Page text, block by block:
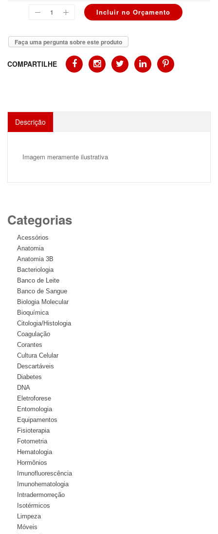
Faça uma pergunta sobre este produto
COMPARTILHE
Descrição
Imagem meramente ilustrativa
Categorias
Acessórios
Anatomia
Anatomia 3B
Bacteriologia
Banco de Leite
Banco de Sangue
Biologia Molecular
Bioquímica
Citologia/Histologia
Coagulação
Corantes
Cultura Celular
Descartáveis
Diabetes
DNA
Eletroforese
Entomologia
Equipamentos
Fisioterapia
Fotometria
Hematologia
Hormônios
Imunofluorescência
Imunohematologia
Intradermorreção
Isotérmicos
Limpeza
Móveis